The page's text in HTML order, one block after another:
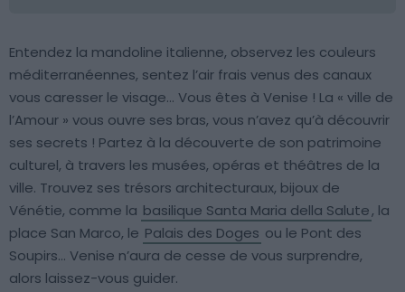
Entendez la mandoline italienne, observez les couleurs
méditerranéennes, sentez l’air frais venus des canaux
vous caresser le visage… Vous êtes à Venise ! La « ville de
l’Amour » vous ouvre ses bras, vous n’avez qu’à découvrir
ses secrets ! Partez à la découverte de son patrimoine
culturel, à travers les musées, opéras et théâtres de la
ville. Trouvez ses trésors architecturaux, bijoux de
Vénétie, comme la basilique Santa Maria della Salute, la
place San Marco, le Palais des Doges ou le Pont des
Soupirs… Venise n’aura de cesse de vous surprendre,
alors laissez-vous guider.